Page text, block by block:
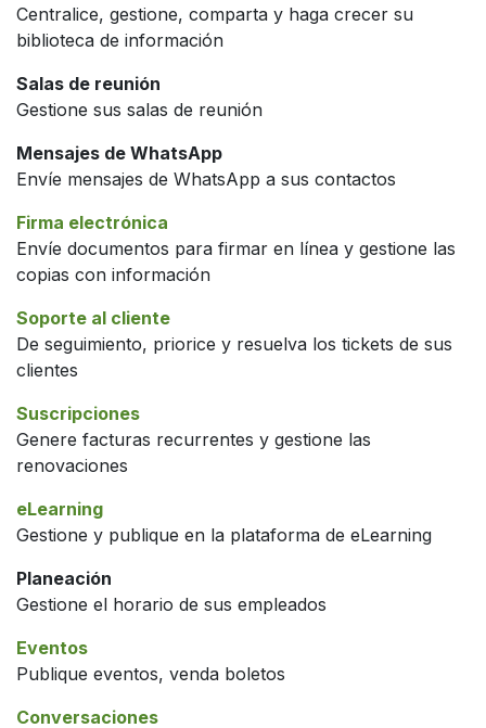
Centralice, gestione, comparta y haga crecer su
biblioteca de información
Salas de reunión
Gestione sus salas de reunión
Mensajes de WhatsApp
Envíe mensajes de WhatsApp a sus contactos
Firma electrónica
Envíe documentos para firmar en línea y gestione las
copias con información
Soporte al cliente
De seguimiento, priorice y resuelva los tickets de sus
clientes
Suscripciones
Genere facturas recurrentes y gestione las
renovaciones
eLearning
Gestione y publique en la plataforma de eLearning
Planeación
Gestione el horario de sus empleados
Eventos
Publique eventos, venda boletos
Conversaciones